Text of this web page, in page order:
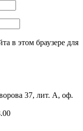
в этом браузере для
37, лит. А, оф.